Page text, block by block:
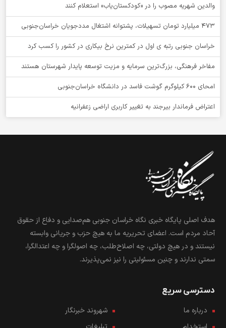
والدین شهریه مصوب را در «کودکستان‌یاب» استعلام کنند
۴۷۳ میلیارد تومان تسهیلات، پشتوانه اشتغال مددجویان خراسان‌جنوبی
خراسان جنوبی رتبه ی اول در کمترین نرخ بیکاری در کشور را کسب کرد
مفاخر فرهنگی، بزرگ‌ترین سرمایه و مزیت توسعه پایدار شهرستان هستند
امحای ۶۰۰ کیلوگرم گوشت فاسد در دانشگاه خراسان‌جنوبی
اعتراض فرماندار بیرجند به تغییر کاربری اراضی زعفرانیه
هدف اصلی پایگاه خبری نگاه خراسان جنوبی هم‌صدایی و دفاع از حقوق
آحاد مردم است. اعضای تحریریه ما به هیچ حزب و جریانی وابسته
نیستند و در هیچ دولتی، چه اصلاح‌طلب، چه اصولگرا و چه اعتدالگرا،
سمتی ندارند و چنین مسئولیتی را نیز نمی‌پذیرند.
دسترسی سریع
درباره ما
شهروند خبرنگار